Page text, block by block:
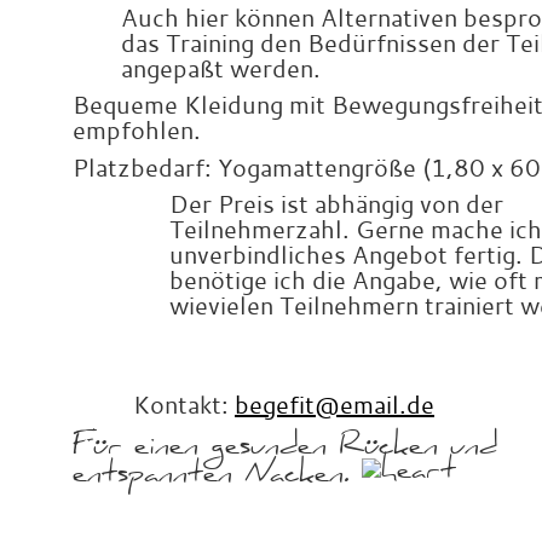
Auch hier können Alternativen
das Training den Bedürfnissen der
angepaßt werden.
Bequeme Kleidung mit Bewegungsfreiheit
empfohlen.
Platzbedarf: Yogamattengröße (1,80 x
Der Preis ist abhängig von der
Teilnehmerzahl. Gerne mache
unverbindliches Angebot fertig.
benötige ich die Angabe, wie oft
wievielen Teilnehmern trainiert
Kontakt: begefit@email.de
Für einen gesunden Rücken und
entspannten Nacken.